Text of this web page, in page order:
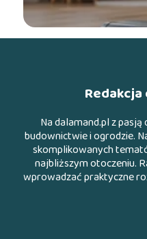
Na dalamand.pl z
budownictwie i ogrodzie.
skomplikowanych
najbliższym otoczeniu.
wprowadzać praktyczne